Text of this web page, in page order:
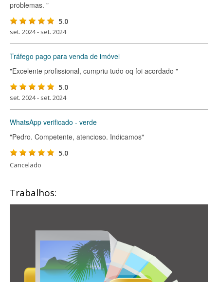
problemas. "
5.0
set. 2024 - set. 2024
Tráfego pago para venda de imóvel
"Excelente profissional, cumpriu tudo oq foi acordado "
5.0
set. 2024 - set. 2024
WhatsApp verificado - verde
"Pedro. Competente, atencioso. Indicamos"
5.0
Cancelado
Trabalhos: